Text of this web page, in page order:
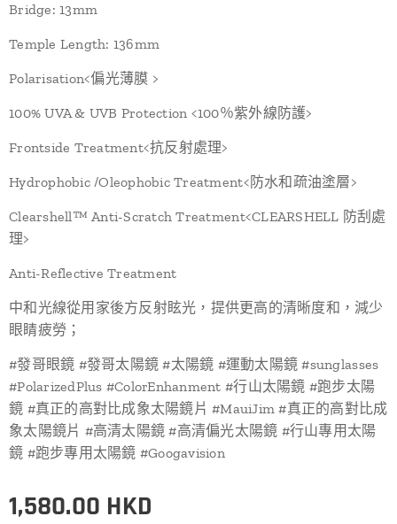
Bridge: 13mm
Temple Length: 136mm
Polarisation<偏光薄膜 >
100% UVA & UVB Protection <100％紫外線防護>
Frontside Treatment<抗反射處理>
Hydrophobic /Oleophobic Treatment<防水和疏油塗層>
Clearshell™ Anti-Scratch Treatment<CLEARSHELL 防刮處
理>
Anti-Reflective Treatment
中和光線從用家後方反射眩光，提供更高的清晰度和，減少
眼睛疲勞；
#發哥眼鏡 #發哥太陽鏡 #太陽鏡 #運動太陽鏡 #sunglasses
#PolarizedPlus #ColorEnhanment #行山太陽鏡 #跑步太陽
鏡 #真正的高對比成象太陽鏡片 #MauiJim #真正的高對比成
象太陽鏡片 #高清太陽鏡 #高清偏光太陽鏡 #行山專用太陽
鏡 #跑步專用太陽鏡 #Googavision
1,580.00 HKD